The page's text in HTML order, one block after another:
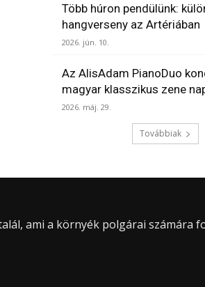
Több húron pendülünk:
hangverseny az Artériában
2026. jún. 10.
Az AlisAdam PianoDuo
magyar klasszikus zene
2026. máj. 29.
Továbbiak
ami a környék polgárai számára